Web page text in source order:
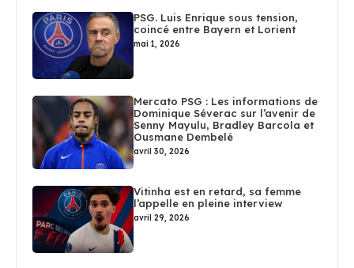
PSG. Luis Enrique sous tension,
coincé entre Bayern et Lorient
mai 1, 2026
Mercato PSG : Les informations de
Dominique Séverac sur l’avenir de
Senny Mayulu, Bradley Barcola et
Ousmane Dembelé
avril 30, 2026
Vitinha est en retard, sa femme
l’appelle en pleine interview
avril 29, 2026